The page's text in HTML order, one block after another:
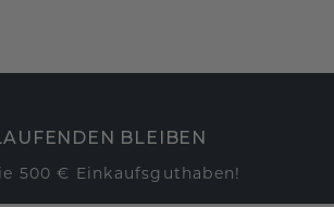
BLEIBEN
500 € Einkaufsguthaben!